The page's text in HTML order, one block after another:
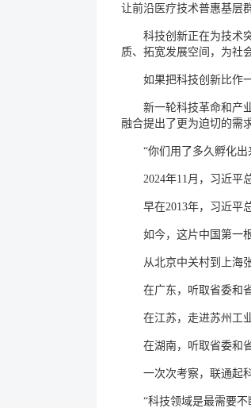
让前沿医疗技术普惠基
科技创新正在为技术
质、拓宽发展空间，为社
如果把科技创新比作
新一轮科技革命和产
融合提出了更为迫切的需
“你们用了多久孵化
2024年11月，习近平
早在2013年，习近平
如今，这片中国第一
从北京中关村到上海
在广东，听取省委和
在江苏，走进苏州工
在湖南，听取省委和
一次次考察，联通起
“科技领域是最需要